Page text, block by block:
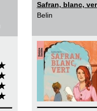
Safran, blanc,
Belin